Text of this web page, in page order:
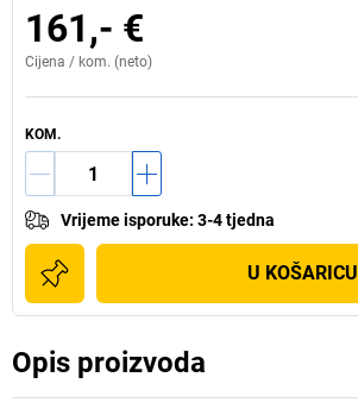
161,- €
Cijena / kom. (neto)
KOM.
Vrijeme isporuke: 3-4 tjedna
U KOŠARICU
Opis proizvoda